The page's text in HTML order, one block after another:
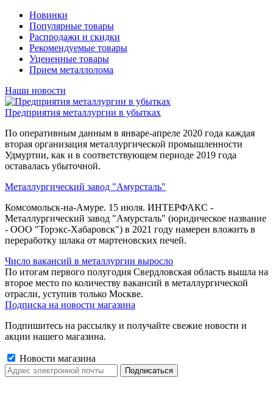
Новинки
Популярные товары
Распродажи и скидки
Рекомендуемые товары
Уцененные товары
Прием металлолома
Наши новости
Предприятия металлургии в убытках
По оперативным данным в январе-апреле 2020 года каждая
вторая организация металлургической промышленности
Удмуртии, как и в соответствующем периоде 2019 года
оставалась убыточной.
Металлургический завод "Амурсталь"
Комсомольск-на-Амуре. 15 июля. ИНТЕРФАКС -
Металлургический завод "Амурсталь" (юридическое название
- ООО "Торэкс-Хабаровск") в 2021 году намерен вложить в
переработку шлака от мартеновских печей.
Число вакансий в металлургии выросло
По итогам первого полугодия Свердловская область вышла на
второе место по количеству вакансий в металлургической
отрасли, уступив только Москве.
Подписка на новости магазина
Подпишитесь на рассылку и получайте свежие новости и
акции нашего магазина.
Новости магазина